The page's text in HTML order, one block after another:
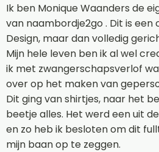
Ik ben Monique Waanders de
van naambordje2go . Dit is een
Design, maar dan volledig
Mijn hele leven ben ik al wel
ik met zwangerschapsverlof
over op het maken van
Dit ging van shirtjes, naar het
beetje alles. Het werd een uit
en zo heb ik besloten om dit
mijn baan op te zeggen.